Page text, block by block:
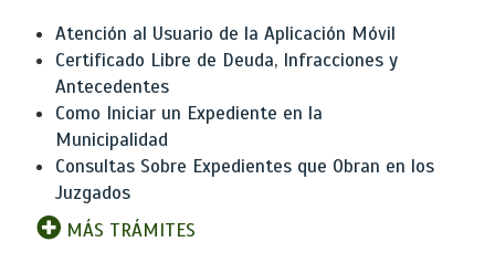
Atención al Usuario de la Aplicación Móvil
Certificado Libre de Deuda, Infracciones y
Antecedentes
Como Iniciar un Expediente en la
Municipalidad
Consultas Sobre Expedientes que Obran en los
Juzgados
MÁS TRÁMITES